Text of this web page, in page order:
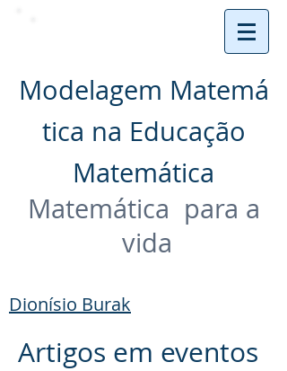
Modelagem Matemá
tica na Educação
Matemática
Matemática para a
vida
Dionísio Burak
Artigos em eventos